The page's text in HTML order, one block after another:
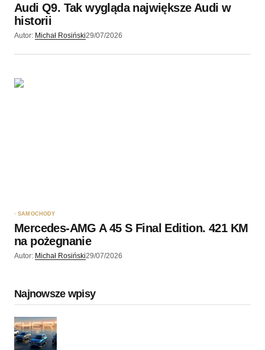
Audi Q9. Tak wygląda największe Audi w
historii
Autor: Michał Rosiński29/07/2026
SAMOCHODY
Mercedes-AMG A 45 S Final Edition. 421 KM
na pożegnanie
Autor: Michał Rosiński29/07/2026
Najnowsze wpisy